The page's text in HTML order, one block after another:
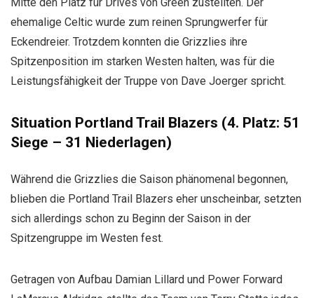
ehemalige Celtic wurde zum reinen Sprungwerfer für
Eckendreier. Trotzdem konnten die Grizzlies ihre
Spitzenposition im starken Westen halten, was für die
Leistungsfähigkeit der Truppe von Dave Joerger spricht.
Situation Portland Trail Blazers (4. Platz: 51
Siege – 31 Niederlagen)
Während die Grizzlies die Saison phänomenal begonnen,
blieben die Portland Trail Blazers eher unscheinbar, setzten
sich allerdings schon zu Beginn der Saison in der
Spitzengruppe im Westen fest.
Getragen von Aufbau Damian Lillard und Power Forward